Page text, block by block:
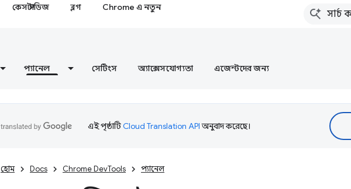
কেস স্টাডিজ ব্লগ Chrome এ নতুন
প্যানেল সেটিংস অ্যাক্সেসযোগ্যতা এজেন্টদের জন্য
এই পৃষ্ঠাটিCloud Translation APIঅনুবাদ করেছে।
হোম Docs Chrome DevTools প্যানেল